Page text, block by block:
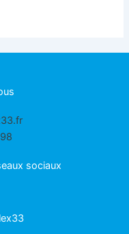
sociaux